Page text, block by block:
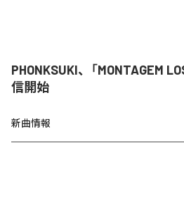
PHONKSUKI、「MONTAGEM
信開始
新曲情報